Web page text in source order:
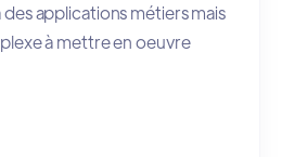
applications métiers mais
à mettre en oeuvre